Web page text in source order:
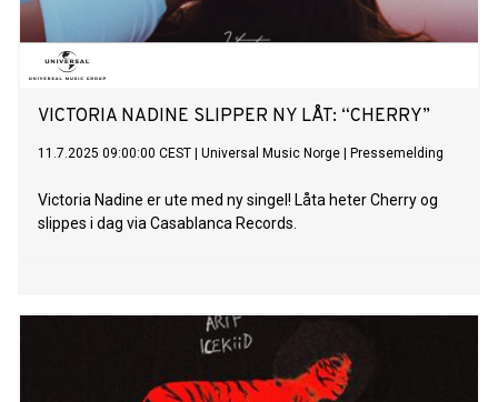
VICTORIA NADINE SLIPPER NY LÅT: “CHERRY”
11.7.2025 09:00:00 CEST Universal Music Norge Pressemelding
Victoria Nadine er ute med ny singel! Låta heter Cherry og
slippes i dag via Casablanca Records.